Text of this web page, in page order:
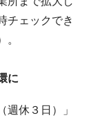
チェックでき
。
に
休３日）」